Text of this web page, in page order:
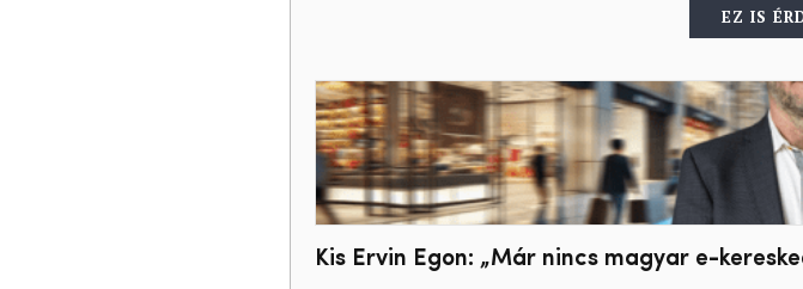
EZ IS
Kis Ervin Egon: „Már nincs magyar e-